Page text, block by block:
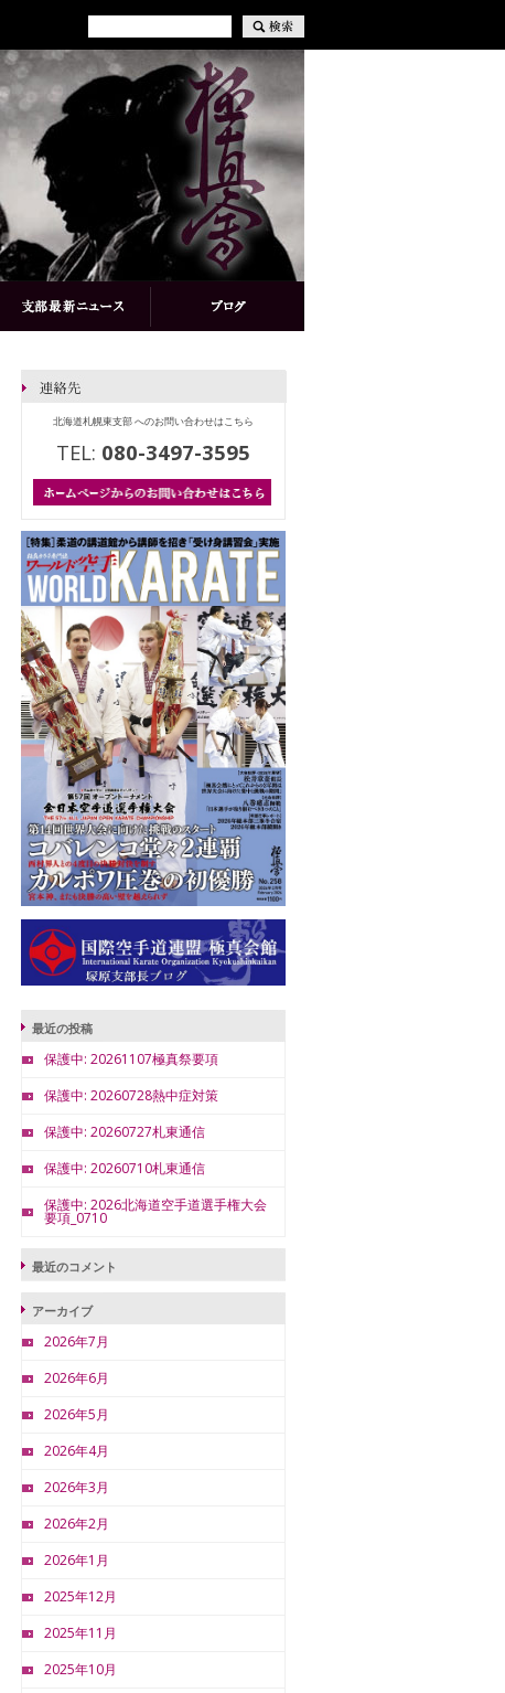
北海道札幌東支部 へのお問い合わせはこちら
TEL: 080-3497-3595
最近の投稿
保護中: 20261107極真祭要項
保護中: 20260728熱中症対策
保護中: 20260727札東通信
保護中: 20260710札東通信
保護中: 2026北海道空手道選手権大会
要項_0710
最近のコメント
アーカイブ
2026年7月
2026年6月
2026年5月
2026年4月
2026年3月
2026年2月
2026年1月
2025年12月
2025年11月
2025年10月